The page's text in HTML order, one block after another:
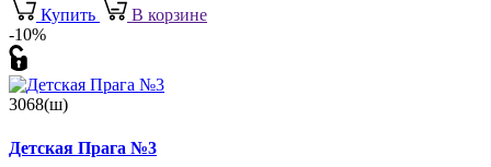
Купить
В корзине
-10%
3068(ш)
Детская Прага №3